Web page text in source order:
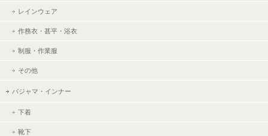
レインウェア
作務衣・甚平・浴衣
制服・作業服
その他
パジャマ・インナー
下着
靴下